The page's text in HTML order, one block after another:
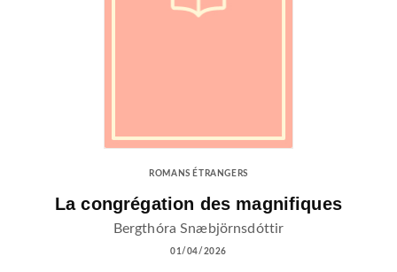
ROMANS ÉTRANGERS
La congrégation des magnifiques
Bergthóra Snæbjörnsdóttir
01/04/2026